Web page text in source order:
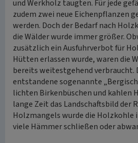
und Werkholz taugten. Für jede
zudem zwei neue Eichenpflanzen
werden. Doch der Bedarf nach
die Wälder wurde immer größer.
zusätzlich ein Ausfuhrverbot für
Hütten erlassen wurde, waren die
bereits weitestgehend verbraucht.
entstandene sogenannte
lichten Birkenbüschen und kahlen
lange Zeit das Landschaftsbild der
Holzmangels wurde die Holzkohle
viele Hämmer schließen oder